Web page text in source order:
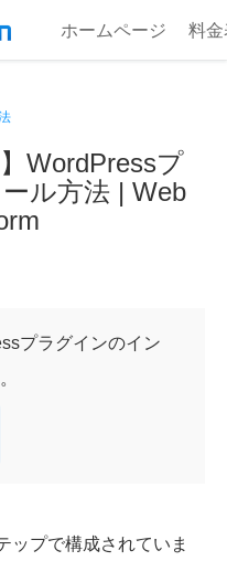
ホームページ 料金
WordPressプ
ル方法 | Web
プラグインのイン
ップで構成されていま